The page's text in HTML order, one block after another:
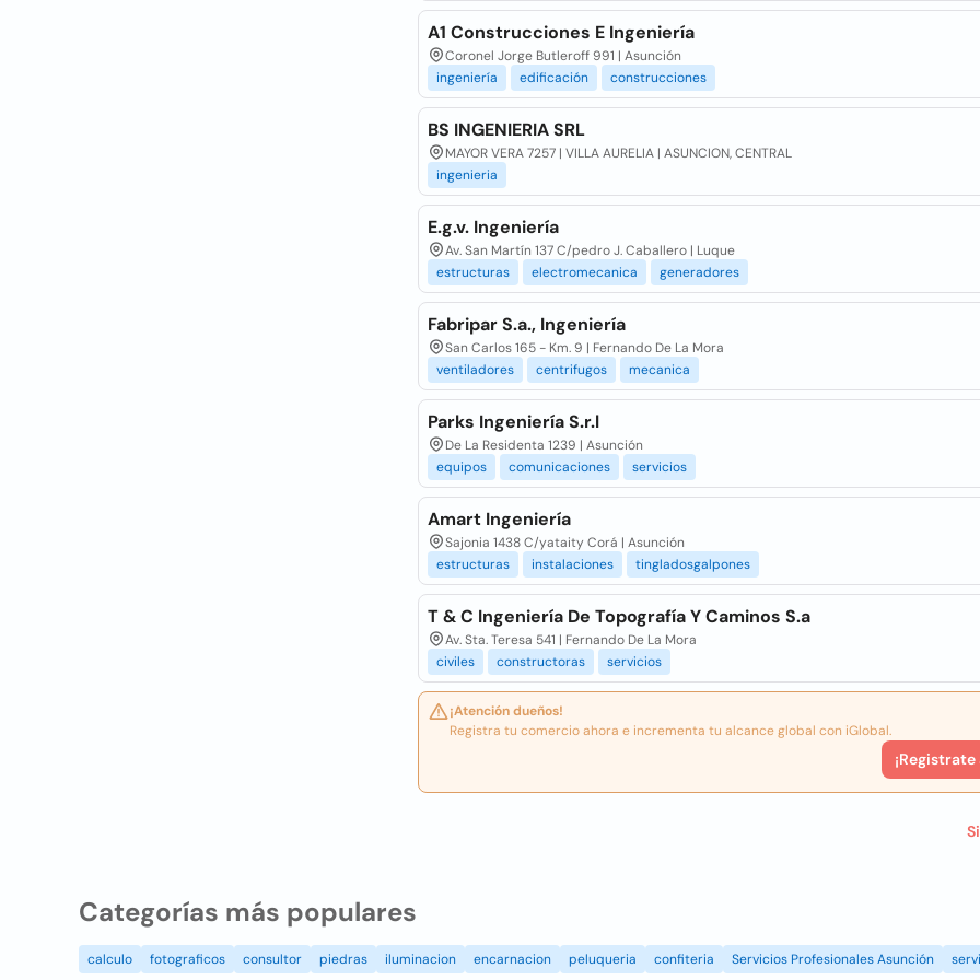
A1 Construcciones E Ingeniería
Coronel Jorge Butleroff 991 | Asunción
ingeniería
edificación construcciones
BS INGENIERIA SRL
MAYOR VERA 7257 | VILLA AURELIA | ASUNCION, CENTRAL
ingenieria
E.g.v. Ingeniería
Av. San Martín 137 C/pedro J. Caballero | Luque
estructuras
electromecanica generadores
Fabripar S.a., Ingeniería
San Carlos 165 - Km. 9 | Fernando De La Mora
ventiladores
centrifugos mecanica
Parks Ingeniería S.r.l
De La Residenta 1239 | Asunción
equipos
comunicaciones servicios
Amart Ingeniería
Sajonia 1438 C/yataity Corá | Asunción
estructuras
instalaciones tingladosgalpones
T & C Ingeniería De Topografía Y Caminos S.a
Av. Sta. Teresa 541 | Fernando De La Mora
civiles
constructoras servicios
¡Atención dueños!
Registra tu comercio ahora e incrementa tu alcance global con iGlobal.
¡Registrate
Categorías más populares
calculo fotograficos consultor piedras iluminacion encarnacion peluqueria confiteria Servicios Profesionales Asunción